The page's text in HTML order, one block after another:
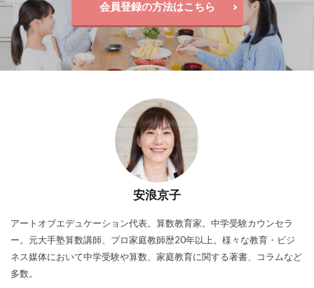
会員登録の方法はこちら
安浪京子
アートオブエデュケーション代表。算数教育家。中学受験カウンセラ
ー。元大手塾算数講師、プロ家庭教師歴20年以上。様々な教育・ビジ
ネス媒体において中学受験や算数、家庭教育に関する著書、コラムなど
多数。